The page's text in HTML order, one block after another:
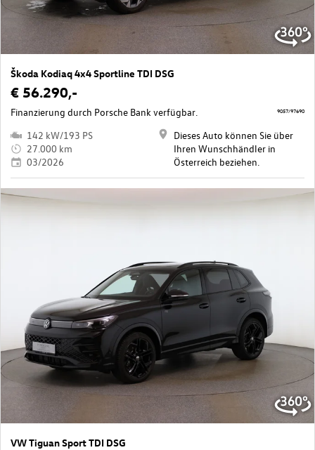
Škoda Kodiaq 4x4 Sportline TDI DSG
€ 56.290,-
Finanzierung durch Porsche Bank verfügbar.
142 kW/193 PS
27.000 km
03/2026
Dieses Auto können Sie über
Ihren Wunschhändler in
Österreich beziehen.
9057/97690
VW Tiguan Sport TDI DSG